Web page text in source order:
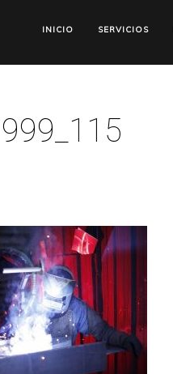
INICIO SERVICIOS